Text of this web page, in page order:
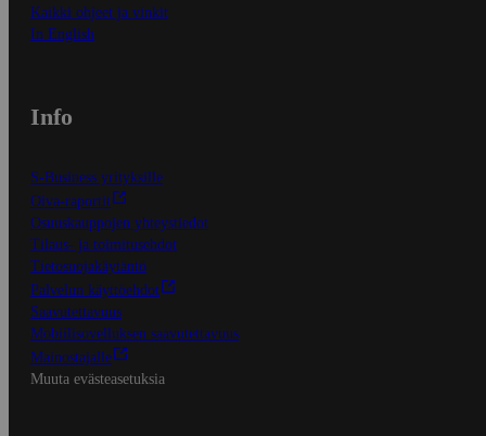
Kaikki ohjeet ja vinkit
In English
Info
S-Business yrityksille
Oiva-raportit
Osuuskauppojen yhteystiedot
Tilaus- ja toimitusehdot
Tietosuojakäytäntö
Palvelun käyttöehdot
Saavutettavuus
Mobiilisovelluksen saavutettavuus
Mainostajalle
Muuta evästeasetuksia